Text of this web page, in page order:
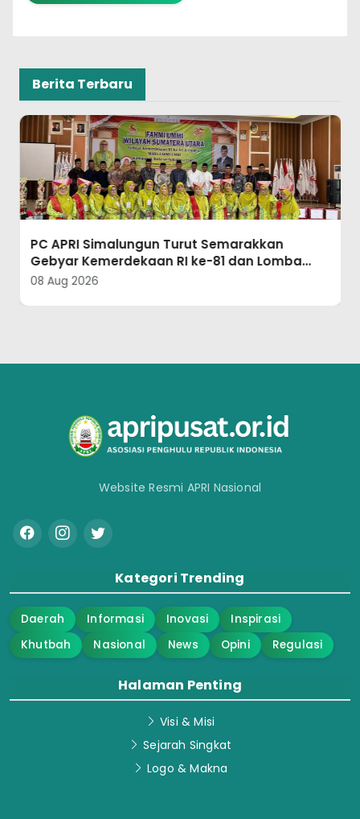
Berita Terbaru
PC APRI Simalungun Turut Semarakkan
Gebyar Kemerdekaan RI ke-81 dan Lomba
Mars Fahmi UMMI se-Sumut
08 Aug 2026
Website Resmi APRI Nasional
Kategori Trending
Daerah Informasi Inovasi
Inspirasi
Khutbah
Nasional News Opini Regulasi
Halaman Penting
Visi & Misi
Sejarah Singkat
Logo & Makna